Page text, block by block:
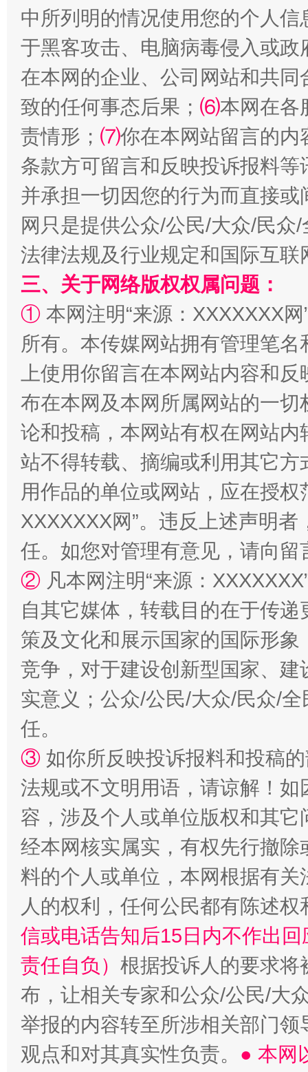
全民健身五年计划来了！等你上场
阿坝州三大球赛在茂县开幕 规模
国家大学科技园优化重塑工作
扯下公款旅游的“隐身衣” 如何以
“蜀中异人”王建安的艺术幻境
中所列明的情况使用您的个人
于黑客攻击、电脑病毒侵入或
在本网的企业、公司网站和共
致的任何事态后果； ⑹本网在各
责情形； ⑺你在本网站留言的内
条款方可留言和反映投诉报料
并承担一切因您的行为而直接
网只是提供公众/公民/大众/民
法律法规及行业规定和国际互
三、关于网络版权权属问题：
① 本网注明“来源：XXXXXXX
所有。本传媒网站拥有管理笔
上使用你留言在本网站内容和
布在本网及本网所属网站的一
论和投稿，本网站有权在网站
站不得转载、摘编或利用其它
用作品的单位或网站，应在授
XXXXXXX网”。违反上述声明
任。如您对管理有意见，请向
② 凡本网注明“来源：
自其它媒体，转载目的在于传
策及文化和展示国家的国际形
竞争，对于建设创新型国家、
实意义；公众/公民/大众/民众/
任。
③ 如你所反映投诉报料和投稿
法规或不文明用语，请谅解！
容，涉及个人或单位版权和其它
经本网核实属实，有权先行撤
料的个人或单位，本网根据有
人的权利，任何公民都有陈述
信或电话告知后15日内不作出
责任自负） 根据投诉人的要求将
布，让相关专家和公众/公民/大
举报的内容转至所涉相关部门
观点和对其真实性负责。 ● 本网